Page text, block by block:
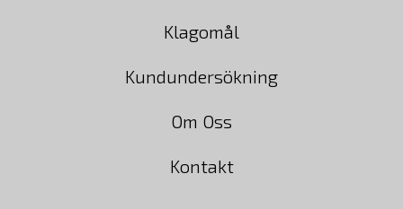
Klagomål
Kundundersökning
Om Oss
Kontakt